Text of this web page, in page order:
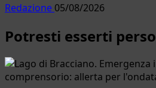
Redazione 05/08/2026
Potresti esserti perso